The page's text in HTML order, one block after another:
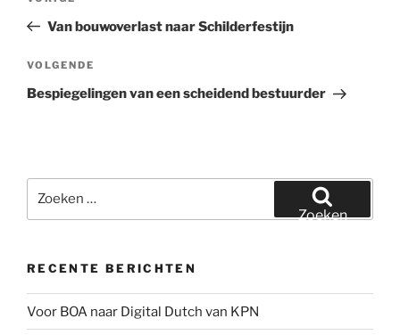
bericht
Van bouwoverlast naar Schilderfestijn
Volgend
bericht
VOLGENDE
Bespiegelingen van een scheidend bestuurder
naar:
Zoeken
RECENTE BERICHTEN
Voor BOA naar Digital Dutch van KPN